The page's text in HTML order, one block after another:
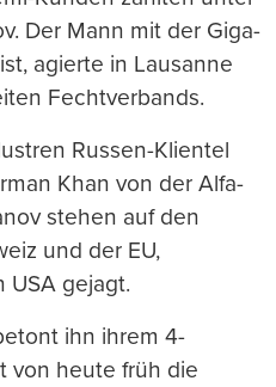
Der Mann mit der Giga-
agierte in Lausanne
Fechtverbands.
Russen-Klientel
Khan von der Alfa-
stehen auf den
und der EU,
USA gejagt.
ihn ihrem 4-
von heute früh die